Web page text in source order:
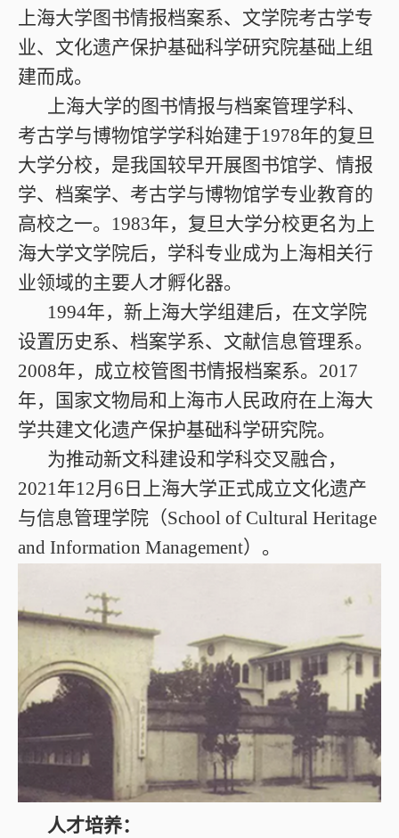
上海大学图书情报档案系、文学院考古学专
业、文化遗产保护基础科学研究院基础上组
建而成。
上海大学的图书情报与档案管理学科、
考古学与博物馆学学科始建于1978年的复旦
大学分校，是我国较早开展图书馆学、情报
学、档案学、考古学与博物馆学专业教育的
高校之一。1983年，复旦大学分校更名为上
海大学文学院后，学科专业成为上海相关行
业领域的主要人才孵化器。
1994年，新上海大学组建后，在文学院
设置历史系、档案学系、文献信息管理系。
2008年，成立校管图书情报档案系。2017
年，国家文物局和上海市人民政府在上海大
学共建文化遗产保护基础科学研究院。
为推动新文科建设和学科交叉融合，
2021年12月6日上海大学正式成立文化遗产
与信息管理学院（School of Cultural Heritage
and Information Management）。
人才培养：